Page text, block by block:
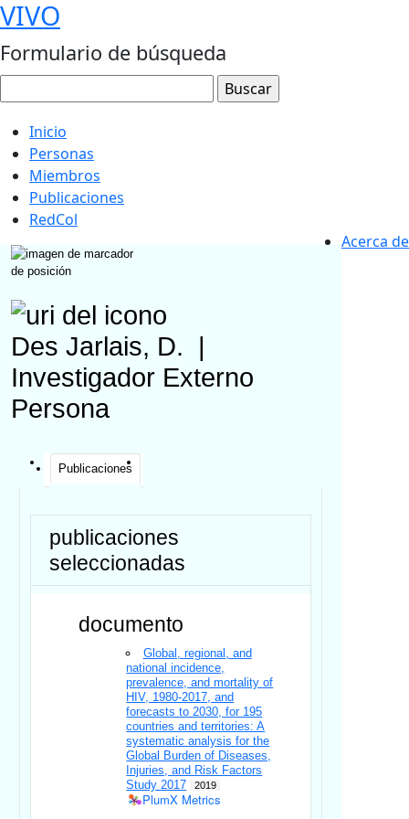
VIVO
Formulario de búsqueda
Inicio
Personas
Miembros
Publicaciones
RedCol
Acerca de
Des Jarlais, D.
Investigador Externo
Persona
Publicaciones
publicaciones
seleccionadas
documento
Global, regional, and
national incidence,
prevalence, and mortality of
HIV, 1980-2017, and
forecasts to 2030, for 195
countries and territories: A
systematic analysis for the
Global Burden of Diseases,
Injuries, and Risk Factors
Study 2017
2019
PlumX Metrics